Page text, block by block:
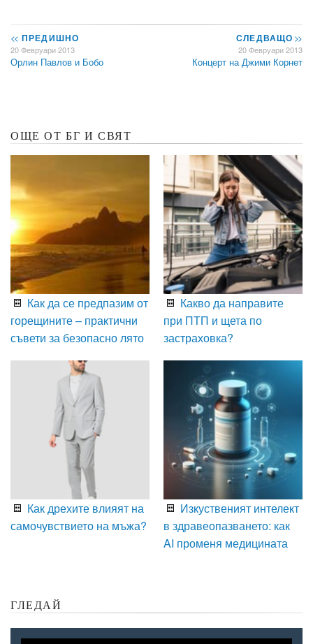
<< ПРЕДИШНО
20 Февруари 2013
Орлин Павлов и Бобо
СЛЕДВАЩО>>
20 Февруари 2013
Концерт на Джими Корнет
ОЩЕ ОТ БГ И СВЯТ
Как да се предпазим от
горещините – практични
съвети за безопасно лято
Какво да направите
при ПТП и щета по
застраховка?
Как дрехите влияят на
самочувствието на мъжа?
Изкуственият интелект
в здравеопазването: как
AI променя медицината
ГЛЕДАЙ